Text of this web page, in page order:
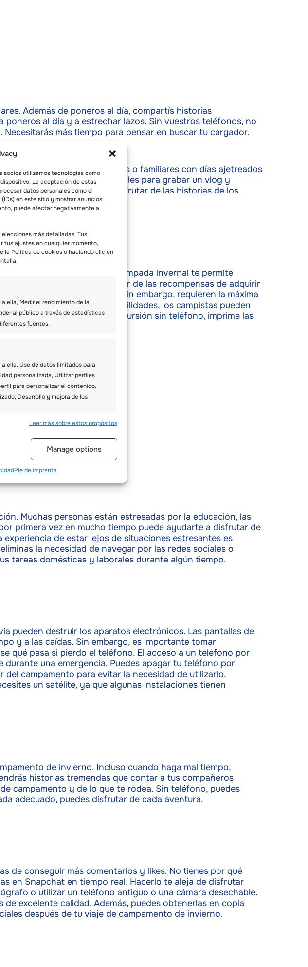
socios utilizamos tecnologías como
La aceptación de estas
datos personales como el
en este sitio y mostrar anuncios
puede afectar negativamente a
más detalladas. Tus
tus ajustes en cualquier momento,
la Política de cookies o haciendo clic en
ella, Medir el rendimiento de la
al público a través de estadísticas
fuentes.
ella, Uso de datos limitados para
personalizada, Utilizar perfiles
para personalizar el contenido,
Desarrollo y mejora de los
de información,
en función de la
y eliminar
Guardar y
Siempre activo
Leer más sobre estos propósitos
Manage options
Pie de imprenta
Además de poneros al día, compartís historias
al día y a estrechar lazos. Sin vuestros teléfonos, no
más tiempo para pensar en buscar tu cargador.
pasas tiempo con amigos o familiares con días ajetreados
cámaras pueden resultar útiles para grabar un vlog y
noche a contar chistes y disfrutar de las historias de los
En cambio, ir de acampada invernal te permite
al aire libre para disfrutar de las recompensas de adquirir
beneficiosas y agradables. Sin embargo, requieren la máxima
de aprender nuevas habilidades, los campistas pueden
prepararte para una excursión sin teléfono, imprime las
de invierno
su protección.
Muchas personas están estresadas por la educación, las
primera vez en mucho tiempo puede ayudarte a disfrutar de
de estar lejos de situaciones estresantes es
la necesidad de navegar por las redes sociales o
tareas domésticas y laborales durante algún tiempo.
pueden destruir los aparatos electrónicos. Las pantallas de
y a las caídas. Sin embargo, es importante tomar
qué pasa si pierdo el teléfono. El acceso a un teléfono por
una emergencia. Puedes apagar tu teléfono por
campamento para evitar la necesidad de utilizarlo.
un satélite, ya que algunas instalaciones tienen
de invierno. Incluso cuando haga mal tiempo,
historias tremendas que contar a tus compañeros
campamento y de lo que te rodea. Sin teléfono, puedes
adecuado, puedes disfrutar de cada aventura.
de conseguir más comentarios y likes. No tienes por qué
en Snapchat en tiempo real. Hacerlo te aleja de disfrutar
o utilizar un teléfono antiguo o una cámara desechable.
excelente calidad. Además, puedes obtenerlas en copia
después de tu viaje de campamento de invierno.